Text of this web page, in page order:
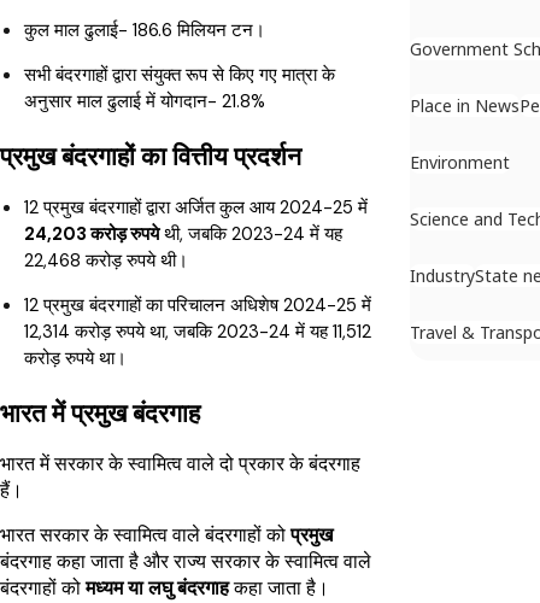
कुल माल ढुलाई- 186.6 मिलियन टन।
सभी बंदरगाहों द्वारा संयुक्त रूप से किए गए मात्रा के
अनुसार माल ढुलाई में योगदान- 21.8%
प्रमुख बंदरगाहों का वित्तीय प्रदर्शन
12 प्रमुख बंदरगाहों द्वारा अर्जित कुल आय 2024-25 में
24,203 करोड़ रुपयेथी, जबकि 2023-24 में यह
22,468 करोड़ रुपये थी।
12 प्रमुख बंदरगाहों का परिचालन अधिशेष 2024-25 में
12,314 करोड़ रुपये था, जबकि 2023-24 में यह 11,512
करोड़ रुपये था।
भारत में प्रमुख बंदरगाह
भारत में सरकार के स्वामित्व वाले दो प्रकार के बंदरगाह
हैं।
भारत सरकार के स्वामित्व वाले बंदरगाहों कोप्रमुख
बंदरगाह कहा जाता है और राज्य सरकार के स्वामित्व वाले
बंदरगाहों कोमध्यम या लघु बंदरगाहकहा जाता है।
Government
Place in News
Environment
Science and
IndustryState
Travel &